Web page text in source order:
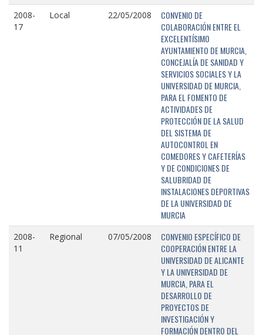
2008-
17
Local 22/05/2008
CONVENIO DE
COLABORACIÓN ENTRE EL
EXCELENTÍSIMO
AYUNTAMIENTO DE MURCIA,
CONCEJALÍA DE SANIDAD Y
SERVICIOS SOCIALES Y LA
UNIVERSIDAD DE MURCIA,
PARA EL FOMENTO DE
ACTIVIDADES DE
PROTECCIÓN DE LA SALUD
DEL SISTEMA DE
AUTOCONTROL EN
COMEDORES Y CAFETERÍAS
Y DE CONDICIONES DE
SALUBRIDAD DE
INSTALACIONES DEPORTIVAS
DE LA UNIVERSIDAD DE
MURCIA
2008-
11
Regional 07/05/2008
CONVENIO ESPECÍFICO DE
COOPERACIÓN ENTRE LA
UNIVERSIDAD DE ALICANTE
Y LA UNIVERSIDAD DE
MURCIA, PARA EL
DESARROLLO DE
PROYECTOS DE
INVESTIGACIÓN Y
FORMACIÓN DENTRO DEL